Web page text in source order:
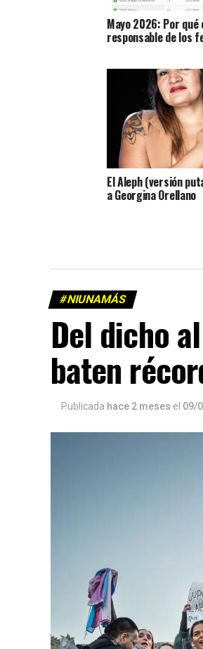
Mayo 2026: Por qué
responsable de los
El Aleph (versión
a Georgina Orellano
#NIUNAMÁS
Del dicho
baten
Publicada hace 2 meses el 09/